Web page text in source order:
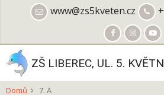
obsahu
www@zs5kveten.cz
ZŠ LIBEREC, UL. 5.
Domů 7. A